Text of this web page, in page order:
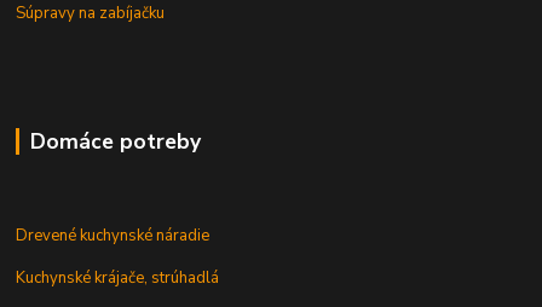
Súpravy na zabíjačku
Domáce potreby
Drevené kuchynské náradie
Kuchynské krájače, strúhadlá